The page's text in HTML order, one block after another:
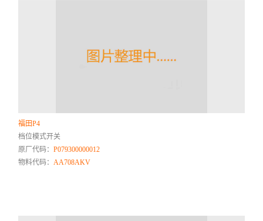
福田P4
档位模式开关
原厂代码：P079300000012
物料代码： AA708AKV